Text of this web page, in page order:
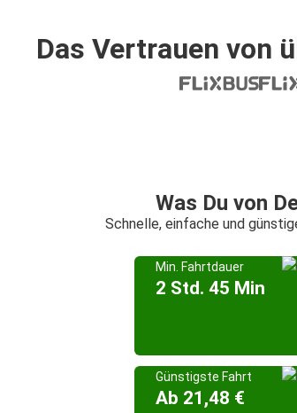
Das Vertrauen von
Was Du von
Schnelle, einfache und
Min. Fahrtdauer
2 Std. 45 Min
Günstigste Fahrt
Ab 21,48 €